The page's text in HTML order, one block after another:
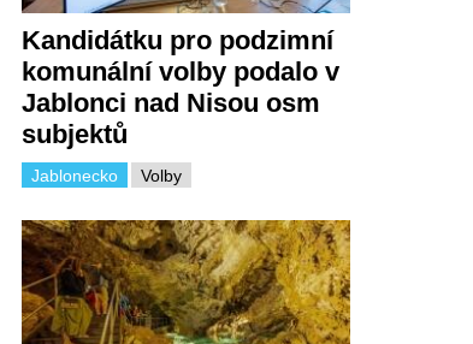
Kandidátku pro podzimní
komunální volby podalo v
Jablonci nad Nisou osm
subjektů
Jablonecko Volby